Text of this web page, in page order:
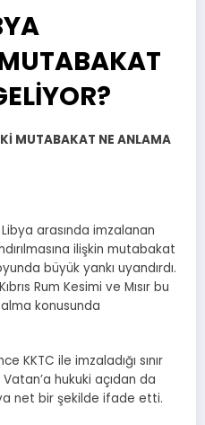
MUTABAKAT NE ANLAMA
arasında imzalanan
ilişkin mutabakat
büyük yankı uyandırdı.
Rum Kesimi ve Mısır bu
konusunda
KKTC ile imzaladığı sınır
hukuki açıdan da
net bir şekilde ifade etti.